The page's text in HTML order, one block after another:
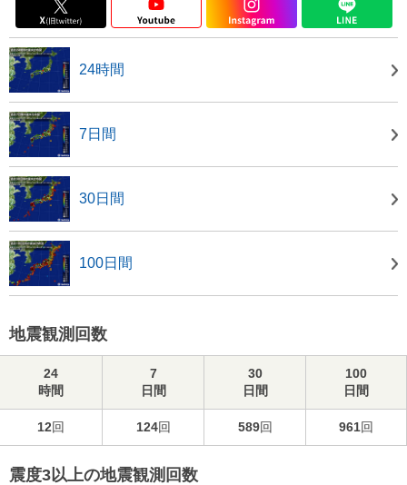
24時間
7日間
30日間
100日間
地震観測回数
24
時間
7
日間
30
日間
100
日間
12回 124回 589回 961回
震度3以上の地震観測回数